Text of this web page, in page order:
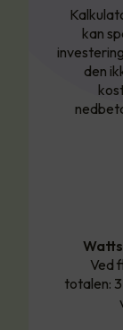
kan
den
Ved
totalen: